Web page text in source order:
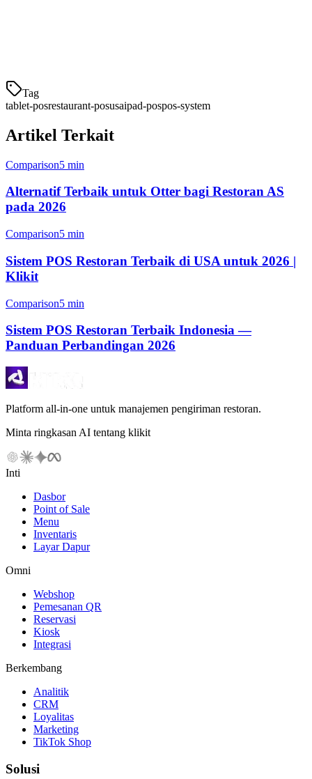
Tag
tablet-posrestaurant-posusaipad-pospos-system
Artikel Terkait
Comparison5 min
Alternatif Terbaik untuk Otter bagi Restoran AS
pada 2026
Comparison5 min
Sistem POS Restoran Terbaik di USA untuk 2026 |
Klikit
Comparison5 min
Sistem POS Restoran Terbaik Indonesia —
Panduan Perbandingan 2026
Platform all-in-one untuk manajemen pengiriman restoran.
Minta ringkasan AI tentang klikit
Inti
Dasbor
Point of Sale
Menu
Inventaris
Layar Dapur
Omni
Webshop
Pemesanan QR
Reservasi
Kiosk
Integrasi
Berkembang
Analitik
CRM
Loyalitas
Marketing
TikTok Shop
Solusi